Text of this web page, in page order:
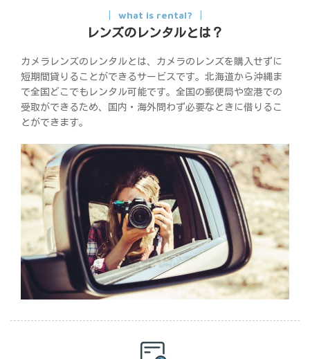
what is rental?
レンズのレンタルとは？
カメラレンズのレンタルとは、カメラのレンズを購入せずに
短期間貸りることができるサービスです。北海道から沖縄ま
で全国どこでもレンタル可能です。全国の郵便局や空港での
受取ができるため、国内・海外問わず必要なときに借りるこ
とができます。